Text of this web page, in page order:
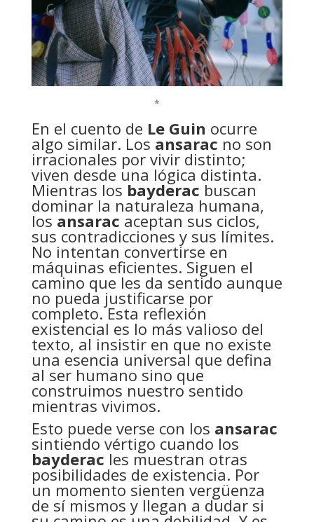
*
En el cuento de Le Guin ocurre
algo similar. Los ansarac no son
irracionales por vivir distinto;
viven desde una lógica distinta.
Mientras los bayderac buscan
dominar la naturaleza humana,
los ansarac aceptan sus ciclos,
sus contradicciones y sus límites.
No intentan convertirse en
máquinas eficientes. Siguen el
camino que les da sentido aunque
no pueda justificarse por
completo. Esta reflexión
existencial es lo más valioso del
texto, al insistir en que no existe
una esencia universal que defina
al ser humano sino que
construimos nuestro sentido
mientras vivimos.
Esto puede verse con los ansarac
sintiendo vértigo cuando los
bayderac les muestran otras
posibilidades de existencia. Por
un momento sienten vergüenza
de sí mismos y llegan a dudar si